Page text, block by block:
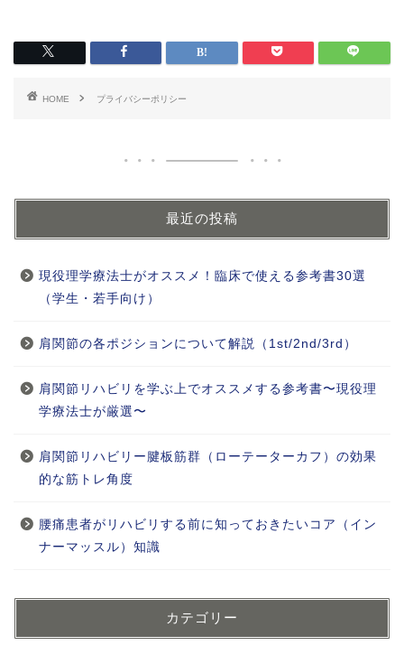
HOME プライバシーポリシー
最近の投稿
現役理学療法士がオススメ！臨床で使える参考書30選
（学生・若手向け）
肩関節の各ポジションについて解説（1st/2nd/3rd）
肩関節リハビリを学ぶ上でオススメする参考書〜現役理
学療法士が厳選〜
肩関節リハビリー腱板筋群（ローテーターカフ）の効果
的な筋トレ角度
腰痛患者がリハビリする前に知っておきたいコア（イン
ナーマッスル）知識
カテゴリー